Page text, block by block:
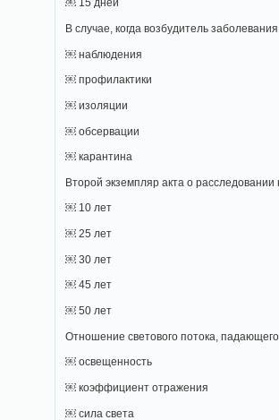
￼ 15 дней
В случае, когда возбудитель
￼ наблюдения
￼ профилактики
￼ изоляции
￼ обсервации
￼ карантина
Второй экземпляр акта о
￼ 10 лет
￼ 25 лет
￼ 30 лет
￼ 45 лет
￼ 50 лет
Отношение светового потока,
￼ освещенность
￼ коэффициент отражения
￼ сила света